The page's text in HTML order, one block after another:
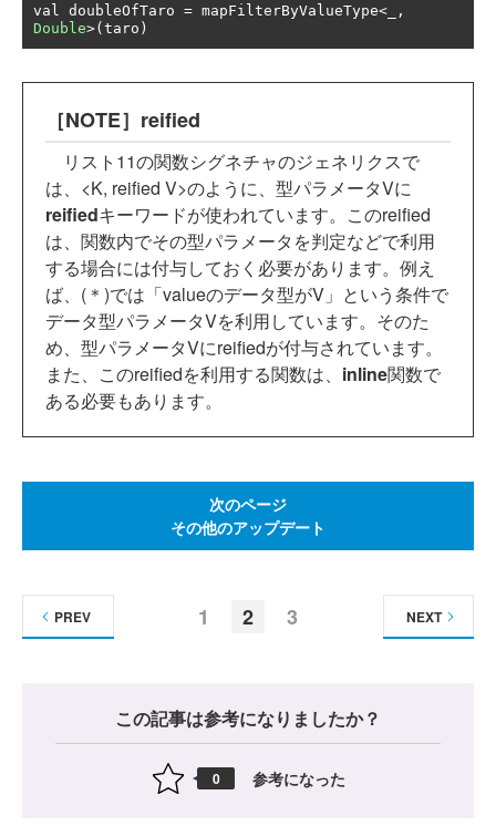
val doubleOfTaro = mapFilterByValueType<
,
Double>( taro )
［NOTE］reified
リスト11の関数シグネチャのジェネリクスで
は、<K, reified V>のように、型パラメータVに
reifiedキーワードが使われています。このreified
は、関数内でその型パラメータを判定などで利用
する場合には付与しておく必要があります。例え
ば、(＊)では「valueのデータ型がV」という条件で
データ型パラメータVを利用しています。そのた
め、型パラメータVにreifiedが付与されています。
また、このreifiedを利用する関数は、 inline関数で
ある必要もあります。
次のページ
その他のアップデート
1 2 3
PREV NEXT
この記事は参考になりましたか？
0 参考になった